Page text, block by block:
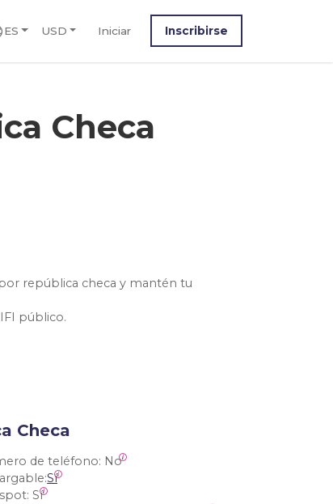
ES USD Iniciar Inscribirse
Checa
república checa y mantén tu
público.
Checa
de teléfono: No
Sí
Sí